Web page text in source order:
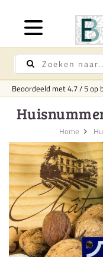
Beoordeeld met4.7/5op
Home